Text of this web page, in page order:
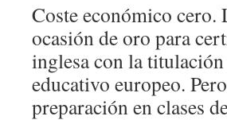
Coste económico
ocasión de oro para
inglesa con la
educativo europeo.
preparación en clases